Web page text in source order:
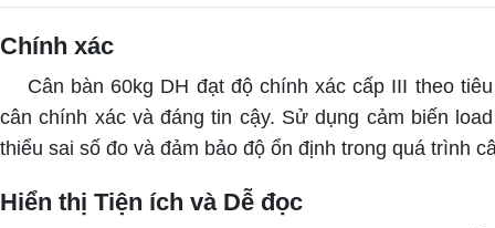
Chính xác
Cân bàn 60kg DH đạt độ chính xác cấp III theo
cân chính xác và đáng tin cậy. Sử dụng cảm biến
thiểu sai số đo và đảm bảo độ ổn định trong quá trình
Hiển thị Tiện ích và Dễ đọc